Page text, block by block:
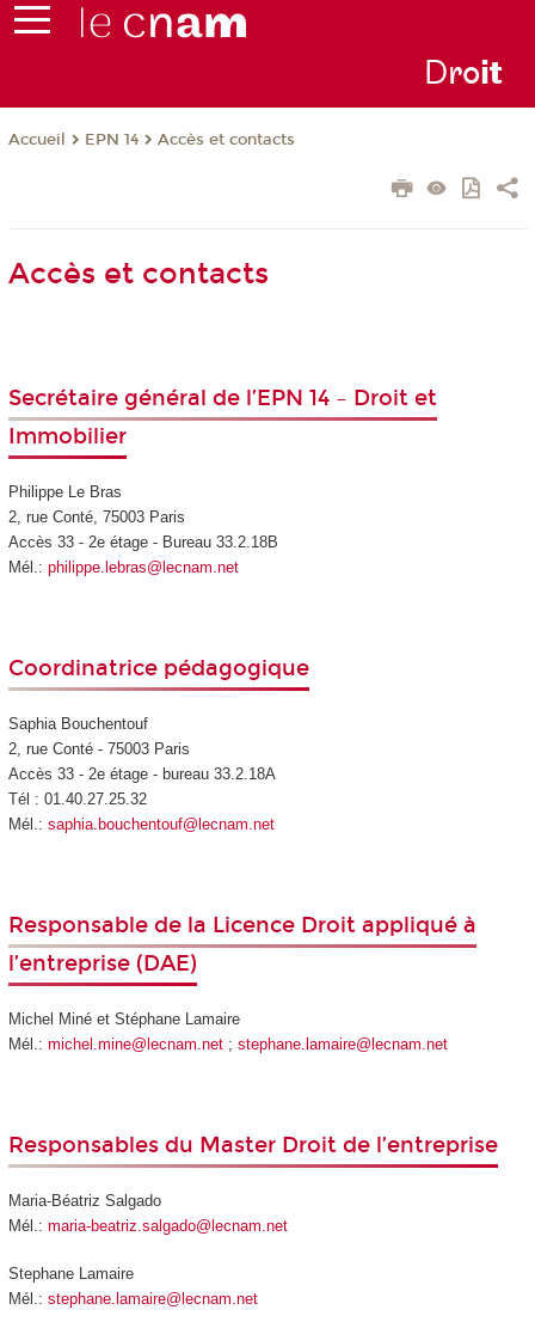
Droit
Accueil EPN 14 Accès et contacts
Accès et contacts
Secrétaire général de l’EPN 14 – Droit et
Immobilier
Philippe Le Bras
2, rue Conté, 75003 Paris
Accès 33 - 2e étage - Bureau 33.2.18B
Mél.: philippe.lebras@lecnam.net
Coordinatrice pédagogique
Saphia Bouchentouf
2, rue Conté - 75003 Paris
Accès 33 - 2e étage - bureau 33.2.18A
Tél : 01.40.27.25.32
Mél.: saphia.bouchentouf@lecnam.net
Responsable de la Licence Droit appliqué à
l’entreprise (DAE)
Michel Miné et Stéphane Lamaire
Mél.: michel.mine@lecnam.net; stephane.lamaire@lecnam.net
Responsables du Master Droit de l’entreprise
Maria-Béatriz Salgado
Mél.: maria-beatriz.salgado@lecnam.net
Stephane Lamaire
Mél.: stephane.lamaire@lecnam.net